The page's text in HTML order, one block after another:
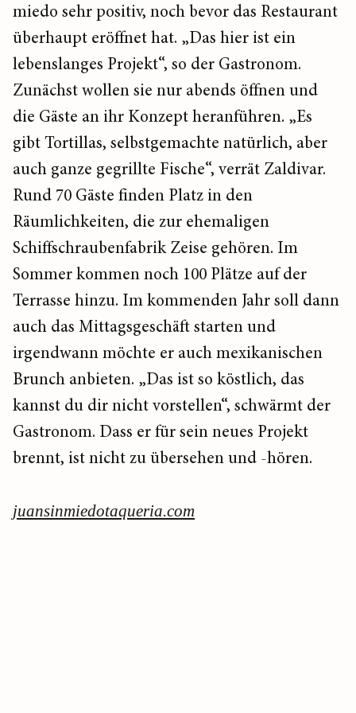
miedo sehr positiv, noch bevor das Restaurant
überhaupt eröffnet hat. „Das hier ist ein
lebenslanges Projekt“, so der Gastronom.
Zunächst wollen sie nur abends öffnen und
die Gäste an ihr Konzept heranführen. „Es
gibt Tortillas, selbstgemachte natürlich, aber
auch ganze gegrillte Fische“, verrät Zaldivar.
Rund 70 Gäste finden Platz in den
Räumlichkeiten, die zur ehemaligen
Schiffschraubenfabrik Zeise gehören. Im
Sommer kommen noch 100 Plätze auf der
Terrasse hinzu. Im kommenden Jahr soll dann
auch das Mittagsgeschäft starten und
irgendwann möchte er auch mexikanischen
Brunch anbieten. „Das ist so köstlich, das
kannst du dir nicht vorstellen“, schwärmt der
Gastronom. Dass er für sein neues Projekt
brennt, ist nicht zu übersehen und -hören.
juansinmiedotaqueria.com